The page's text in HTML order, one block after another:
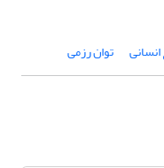
توان رزمی